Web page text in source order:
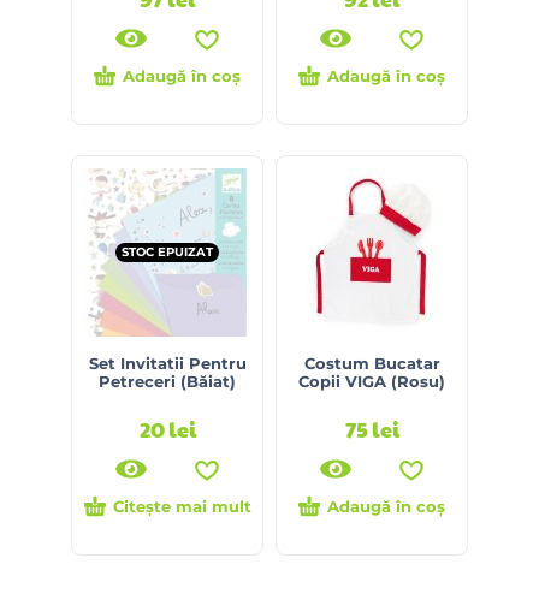
Adaugă în coș Adaugă în coș
STOC EPUIZAT
Set Invitatii Pentru
Petreceri (Băiat)
20lei
Citește mai mult
Costum Bucatar
Copii VIGA (Rosu)
75lei
Adaugă în coș